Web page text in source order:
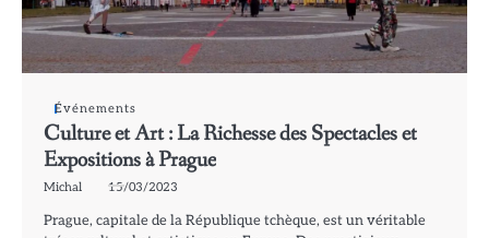
Événements
Culture et Art : La Richesse des Spectacles et
Expositions à Prague
Michal 15/03/2023
Prague, capitale de la République tchèque, est un véritable